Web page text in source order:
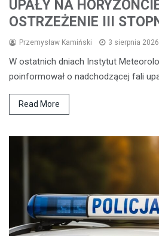
UPAŁY NA
OSTRZEŻENIE III
Przemysław Kamiński 3 sierpnia 2026
W ostatnich dniach Instytut
poinformował o nadchodzącej fali
Read More